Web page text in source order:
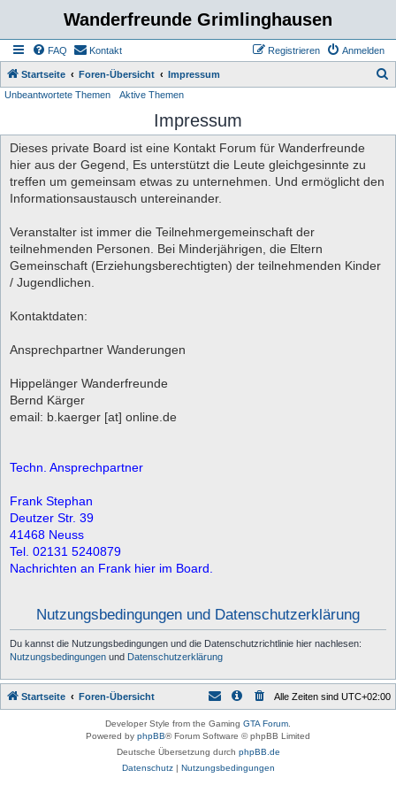
Wanderfreunde Grimlinghausen
FAQ Kontakt Anmelden
Registrieren
Startseite Foren-Übersicht Impressum
h
Unbeantwortete Themen Aktive Themen
Impressum
Dieses private Board ist eine Kontakt Forum für Wanderfreunde
hier aus der Gegend, Es unterstützt die Leute gleichgesinnte zu
treffen um gemeinsam etwas zu unternehmen. Und ermöglicht den
Informationsaustausch untereinander.
Veranstalter ist immer die Teilnehmergemeinschaft der
teilnehmenden Personen. Bei Minderjährigen, die Eltern
Gemeinschaft (Erziehungsberechtigten) der teilnehmenden Kinder
/ Jugendlichen.
Kontaktdaten:
Ansprechpartner Wanderungen
Hippelänger Wanderfreunde
Bernd Kärger
email: b.kaerger [at] online.de
Techn. Ansprechpartner
Frank Stephan
Deutzer Str. 39
41468 Neuss
Tel. 02131 5240879
Nachrichten an Frank hier im Board.
Nutzungsbedingungen und Datenschutzerklärung
Du kannst die Nutzungsbedingungen und die Datenschutzrichtlinie hier nachlesen:
Nutzungsbedingungen und Datenschutzerklärung
Startseite Foren-Übersicht Alle Zeiten sind UTC+02:00
Developer Style from the Gaming GTA Forum
Powered by phpBB® Forum Software © phpBB Limited
Deutsche Übersetzung durch phpBB.de
Datenschutz| Nutzungsbedingungen